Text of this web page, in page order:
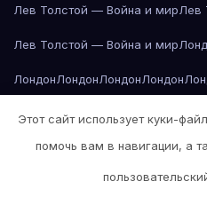
Лев Толстой — Война и мирЛев
Лев Толстой — Война и мир
ЛондонЛондонЛондонЛондон
Лондон Лондон Лос-Анджелес
Лос-АнджелесЛос-Анджелес
Лос-Анджелес
Этот сайт использует куки-
помочь вам в навигации, а